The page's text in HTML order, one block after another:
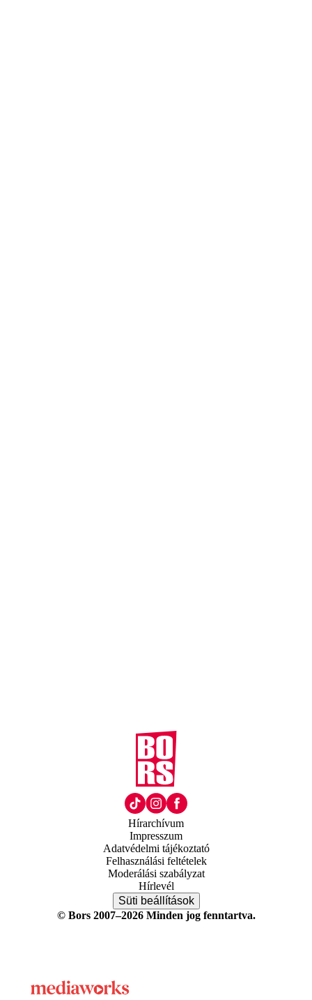
Hírarchívum
Impresszum
Adatvédelmi tájékoztató
Felhasználási feltételek
Moderálási szabályzat
Hírlevél
Süti beállítások
© Bors 2007–2026 Minden jog fenntartva.